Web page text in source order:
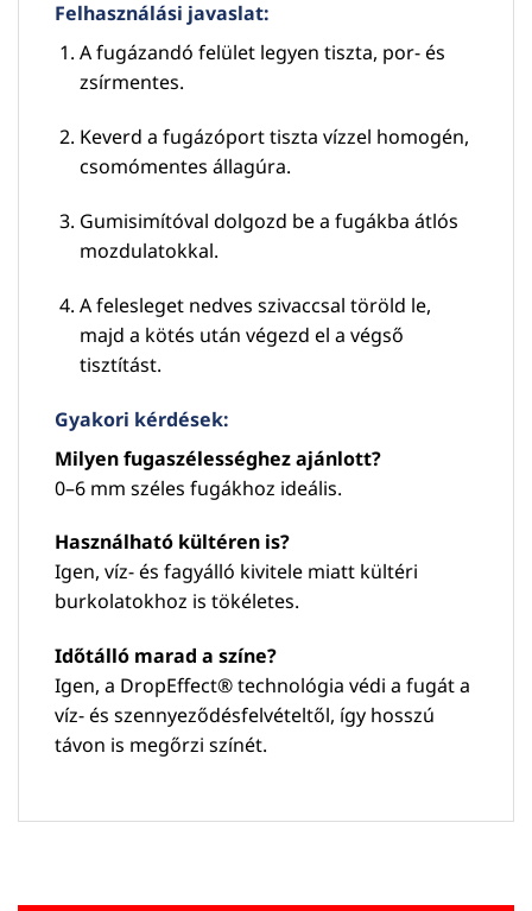
Felhasználási javaslat:
A fugázandó felület legyen tiszta, por- és
zsírmentes.
Keverd a fugázóport tiszta vízzel homogén,
csomómentes állagúra.
Gumisimítóval dolgozd be a fugákba átlós
mozdulatokkal.
A felesleget nedves szivaccsal töröld le,
majd a kötés után végezd el a végső
tisztítást.
Gyakori kérdések:
Milyen fugaszélességhez ajánlott?
0–6 mm széles fugákhoz ideális.
Használható kültéren is?
Igen, víz- és fagyálló kivitele miatt kültéri
burkolatokhoz is tökéletes.
Időtálló marad a színe?
Igen, a DropEffect® technológia védi a fugát a
víz- és szennyeződésfelvételtől, így hosszú
távon is megőrzi színét.